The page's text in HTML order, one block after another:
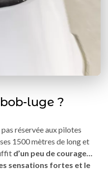
luge ?
réservée aux pilotes
1500 mètres de long et
d’un peu de courage…
sensations fortes et le